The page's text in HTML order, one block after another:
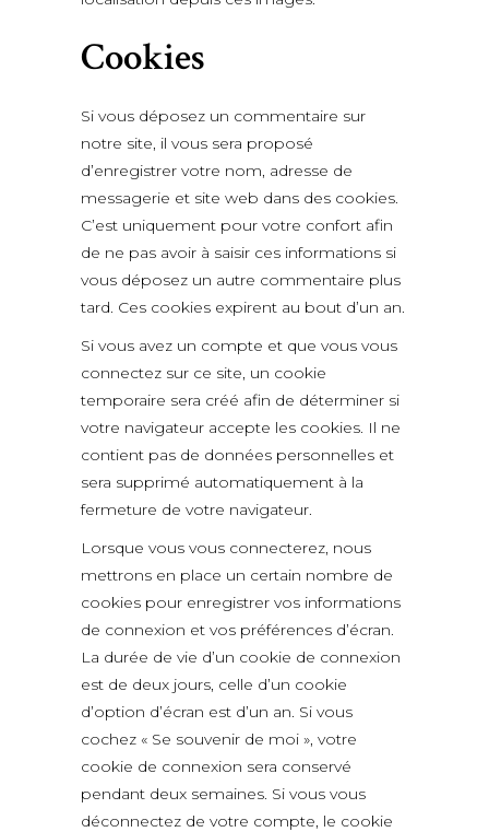
Cookies
Si vous déposez un commentaire sur
notre site, il vous sera proposé
d’enregistrer votre nom, adresse de
messagerie et site web dans des cookies.
C’est uniquement pour votre confort afin
de ne pas avoir à saisir ces informations si
vous déposez un autre commentaire plus
tard. Ces cookies expirent au bout d’un an.
Si vous avez un compte et que vous vous
connectez sur ce site, un cookie
temporaire sera créé afin de déterminer si
votre navigateur accepte les cookies. Il ne
contient pas de données personnelles et
sera supprimé automatiquement à la
fermeture de votre navigateur.
Lorsque vous vous connecterez, nous
mettrons en place un certain nombre de
cookies pour enregistrer vos informations
de connexion et vos préférences d’écran.
La durée de vie d’un cookie de connexion
est de deux jours, celle d’un cookie
d’option d’écran est d’un an. Si vous
cochez « Se souvenir de moi », votre
cookie de connexion sera conservé
pendant deux semaines. Si vous vous
déconnectez de votre compte, le cookie